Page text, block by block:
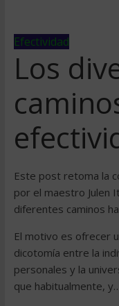
Efectividad
Los
Este post retoma la
por el maestro Julen
diferentes caminos
El motivo es ofrecer
dicotomía entre la
personales y la
que habitualmente,